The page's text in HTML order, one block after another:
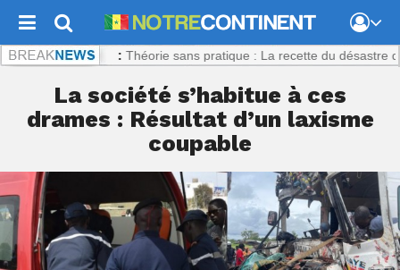
: Théorie sans pratique : La recette du désastre des
La société s’habitue à ces
drames : Résultat d’un laxisme
coupable